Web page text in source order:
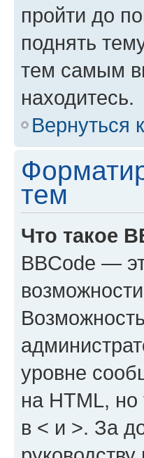
пройти до
поднять
тем самым
находитесь.
Вернуться
тем
Что такое
BBCode —
уровне
на HTML, но
в < и >. За